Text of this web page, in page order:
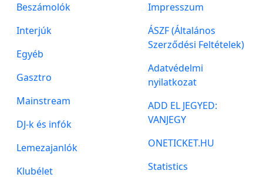
Beszámolók
Interjúk
Egyéb
Gasztro
Mainstream
DJ-k és infók
Lemezajanlók
Klubélet
Impresszum
ÁSZF (Általános
Szerződési Feltételek)
Adatvédelmi
nyilatkozat
ADD EL JEGYED:
VANJEGY
ONETICKET.HU
Statistics